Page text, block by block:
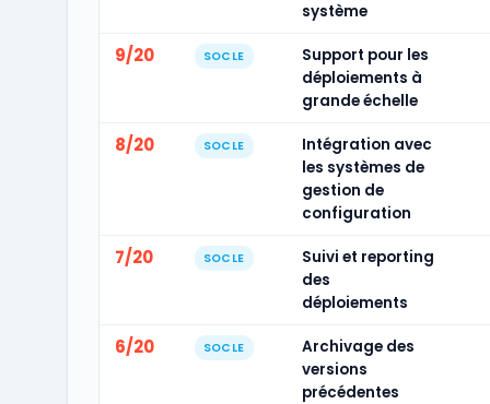
système
9/20 SOCLE
Support pour les
déploiements à
grande échelle
8/20 SOCLE
Intégration avec
les systèmes de
gestion de
configuration
7/20 SOCLE
Suivi et reporting
des
déploiements
6/20 SOCLE
Archivage des
versions
précédentes